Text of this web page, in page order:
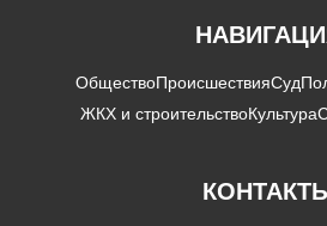
ОбществоПроисшествияСуд
ЖКХ и строительствоКультура